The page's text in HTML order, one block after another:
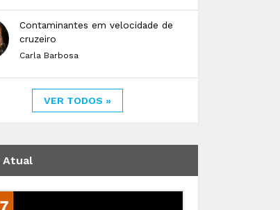
Contaminantes em velocidade de
cruzeiro
Carla Barbosa
VER TODOS »
Atual